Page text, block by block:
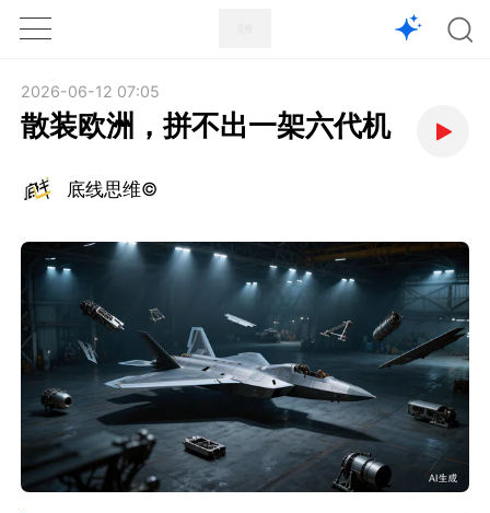
1X
2026-06-12 07:05
散装欧洲，拼不出一架六代机
底线思维©